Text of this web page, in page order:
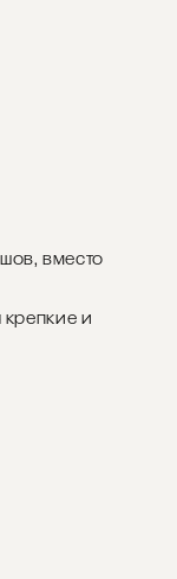
вместо
крепкие и